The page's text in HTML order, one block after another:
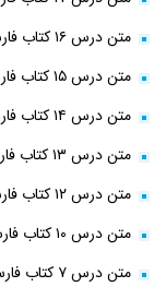
متن درس ۱۶ کتاب فارسی چهارم (+ فایل صوتی)
متن درس ۱۵ کتاب فارسی چهارم (+ فایل صوتی)
متن درس ۱۴ کتاب فارسی چهارم (+ فایل صوتی)
متن درس ۱۳ کتاب فارسی چهارم (+ فایل صوتی)
متن درس ۱۲ کتاب فارسی چهارم (+ فایل صوتی)
متن درس ۱۰ کتاب فارسی چهارم (+ فایل صوتی)
متن درس ۷ کتاب فارسی چهارم (+ فایل صوتی)